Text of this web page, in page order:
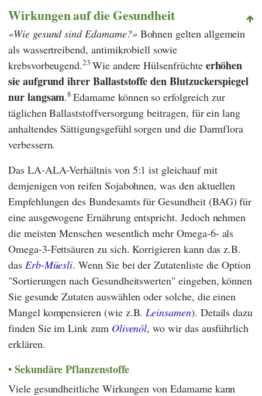
Wirkungen auf die Gesundheit
Wie gesund sind Edamame? Bohnen gelten allgemein
als wassertreibend, antimikrobiell sowie
krebsvorbeugend.23 Wie andere Hülsenfrüchte erhöhen
sie aufgrund ihrer Ballaststoffe den Blutzuckerspiegel
nur langsam.8Edamame können so erfolgreich zur
täglichen Ballaststoffversorgung beitragen, für ein lang
anhaltendes Sättigungsgefühl sorgen und die Darmflora
verbessern.
Das LA-ALA-Verhältnis von 5:1 ist gleichauf mit
demjenigen von reifen Sojabohnen, was den aktuellen
Empfehlungen desBundesamts für Gesundheit (BAG) für
eine ausgewogene Ernährung entspricht. Jedoch nehmen
die meisten Menschen wesentlich mehr Omega-6- als
Omega-3-Fettsäuren zu sich. Korrigieren kann das z.B.
das Erb-Müesli. Wenn Sie bei der Zutatenliste die Option
"Sortierungen nach Gesundheitswerten" eingeben, können
Sie gesunde Zutaten auswählen oder solche, die einen
Mangel kompensieren (wie z.B.Leinsamen). Details dazu
finden Sie im Link zum Olivenöl, wo wir das ausführlich
erklären.
Sekundäre Pflanzenstoffe
Viele gesundheitliche Wirkungen von Edamame kann